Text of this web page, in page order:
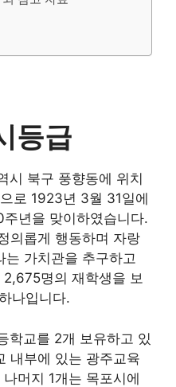
등급
시 북구 풍향동에 위치
로 1923년 3월 31일에
년을 맞이하였습니다.
의롭게 행동하며 자랑
는 가치관을 추구하고
명의 재학생을 보
나입니다.
학교를 2개 보유하고 있
내부에 있는 광주교육
머지 1개는 목포시에